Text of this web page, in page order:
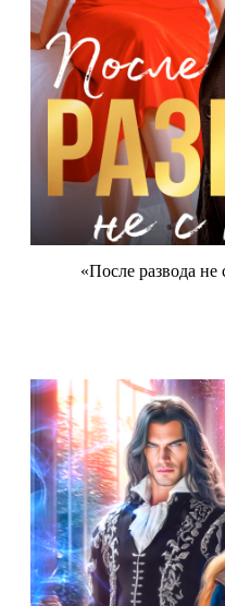
«После развода